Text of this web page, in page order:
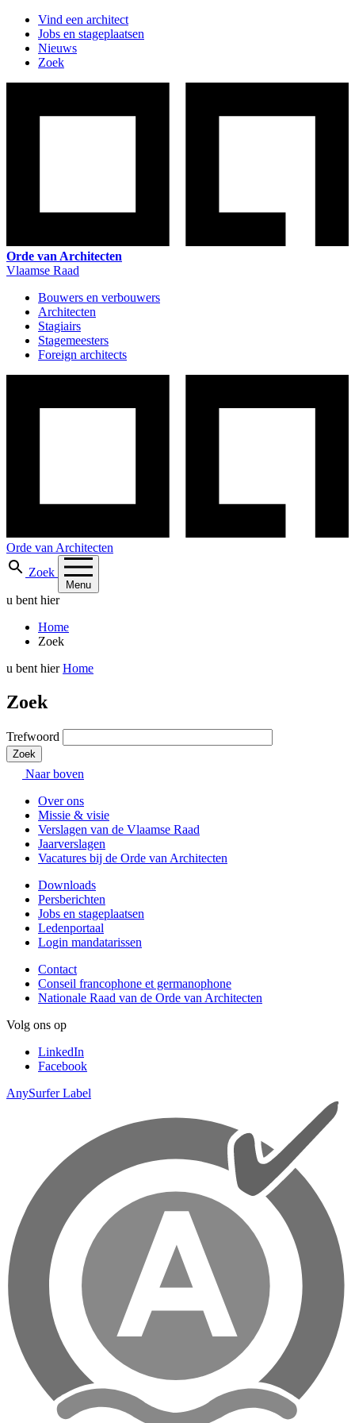
Vind een architect
Jobs en stageplaatsen
Nieuws
Zoek
Orde van Architecten
Vlaamse Raad
Bouwers en verbouwers
Architecten
Stagiairs
Stagemeesters
Foreign architects
Orde van Architecten
Zoek
Menu
u bent hier
Home
Zoek
u bent hier Home
Zoek
Trefwoord
Naar boven
Over ons
Missie & visie
Verslagen van de Vlaamse Raad
Jaarverslagen
Vacatures bij de Orde van Architecten
Downloads
Persberichten
Jobs en stageplaatsen
Ledenportaal
Login mandatarissen
Contact
Conseil francophone et germanophone
Nationale Raad van de Orde van Architecten
Volg ons op
LinkedIn
Facebook
AnySurfer Label